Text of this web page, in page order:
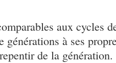
aux cycles
générations à ses
de la